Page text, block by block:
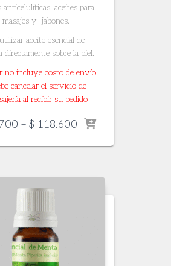
anticelulíticas, aceites para
masajes y jabones.
aceite esencial de
directamente sobre la piel.
no incluye costo de envío
cancelar el servicio de
al recibir su pedido
– $ 118.600 Price
$ 22.700
$ 118.600